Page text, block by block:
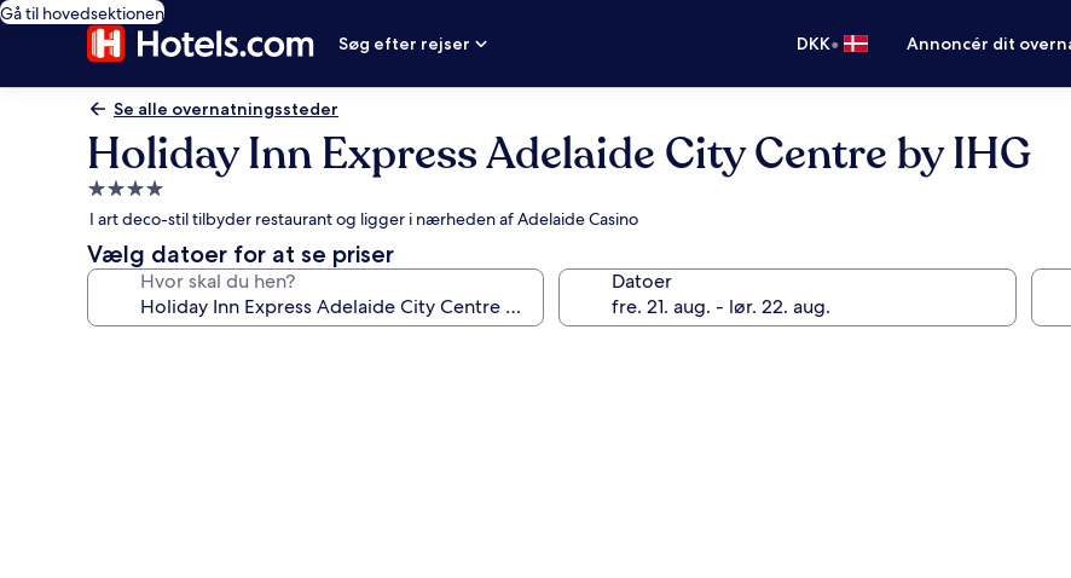
Gå til hovedsektionen
Søg efter rejser
DKK• Annoncér dit
Se alle overnatningssteder
Holiday Inn Express Adelaide City Centre by IHG
4.0-
stjernet
overnatningssted
I art deco-stil tilbyder restaurant og ligger i nærheden af Adelaide Casino
Vælg datoer for at se priser
Hvor skal du hen? Datoer